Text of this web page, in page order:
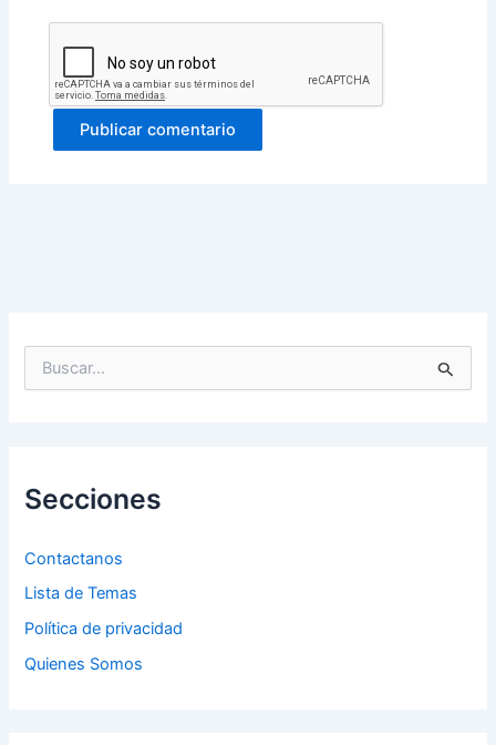
p
o
:
Secciones
Contactanos
Lista de Temas
Política de privacidad
Quienes Somos